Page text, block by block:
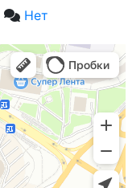
Нет